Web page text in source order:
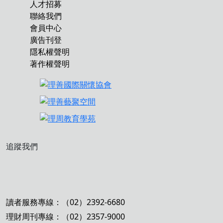
人才招募
聯絡我們
會員中心
廣告刊登
隱私權聲明
著作權聲明
追蹤我們
讀者服務專線：（02）2392-6680
理財周刊專線：（02）2357-9000